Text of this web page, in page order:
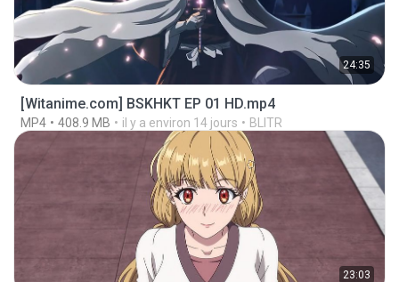
24:35
[Witanime.com] BSKHKT EP 01 HD.mp4
MP4 408.9 MB il y a environ 14 jours BLITR
23:03